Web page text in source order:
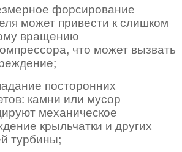
форсирование
может привести к слишком
вращению
что может вызвать
посторонних
камни или мусор
механическое
крыльчатки и других
турбины;